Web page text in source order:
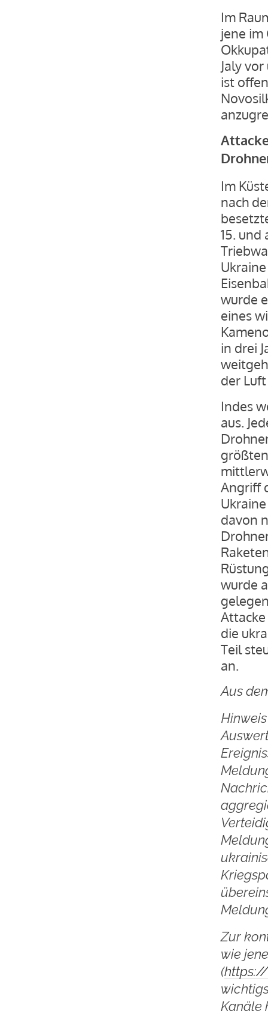
Im
jene im
Jaly
ist
Im
nach
15. und
wurde
eines
in drei
der
Indes
aus.
Angriff
davon
wurde
die
Teil
an.
Aus
Zur
wie
(
Kanäle